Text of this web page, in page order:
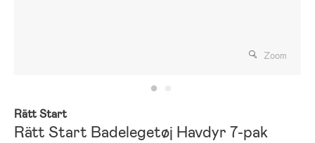
Zoom
Rätt Start
Rätt Start Badelegetøj Havdyr 7-pak